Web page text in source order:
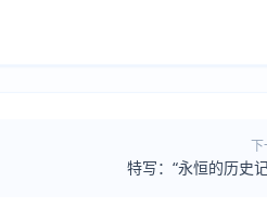
下
特写：“永恒的历史